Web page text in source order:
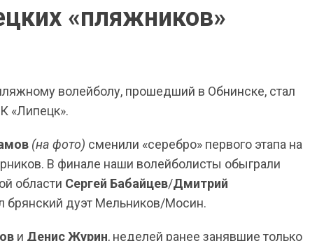
«пляжников»
волейболу, прошедший в Обнинске, стал
«Липецк».
(на фото) сменили «серебро» первого этапа на
В финале наши волейболисты обыграли
области Сергей Бабайцев/Дмитрий
брянский дуэт Мельников/Мосин.
и Денис Журин, неделей ранее занявшие только